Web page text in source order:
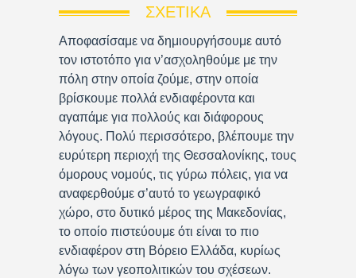
ΣΧΕΤΙΚΆ
Αποφασίσαμε να δημιουργήσουμε αυτό
τον ιστοτόπο για ν’ασχοληθούμε με την
πόλη στην οποία ζούμε, στην οποία
βρίσκουμε πολλά ενδιαφέροντα και
αγαπάμε για πολλούς και διάφορους
λόγους. Πολύ περισσότερο, βλέπουμε την
ευρύτερη περιοχή της Θεσσαλονίκης, τους
όμορους νομούς, τις γύρω πόλεις, για να
αναφερθούμε σ’αυτό το γεωγραφικό
χώρο, στο δυτικό μέρος της Μακεδονίας,
το οποίο πιστεύουμε ότι είναι το πιο
ενδιαφέρον στη Βόρειο Ελλάδα, κυρίως
λόγω των γεοπολιτικών του σχέσεων.